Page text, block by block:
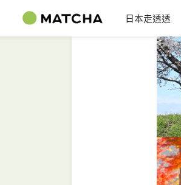
日本走透透